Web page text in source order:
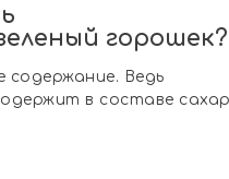
горошек?
содержание. Ведь
в составе